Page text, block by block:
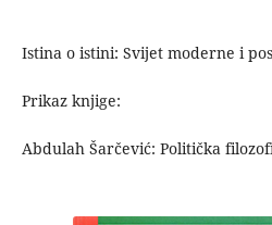
Istina o istini: Svijet moderne i
Prikaz knjige:
Abdulah Šarčević: Politička